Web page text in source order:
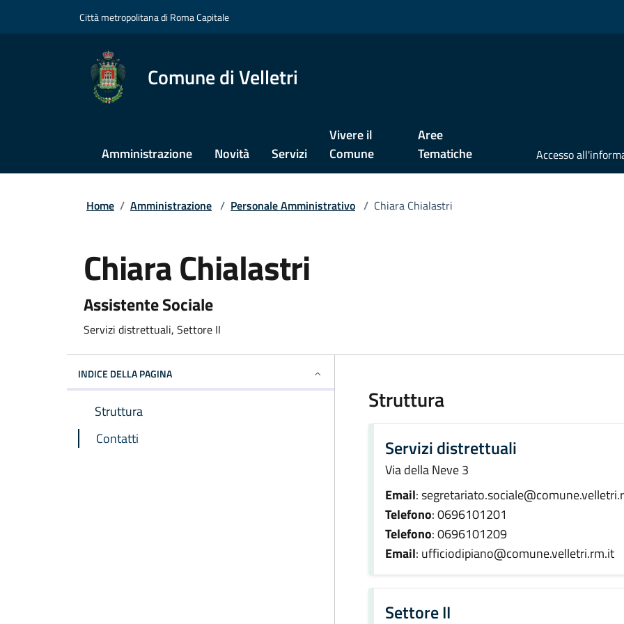
Città metropolitana di Roma Capitale
Comune di Velletri
Amministrazione Novità Servizi
Vivere il
Comune
Aree
Tematiche
Home / Amministrazione / Personale Amministrativo / Chiara Chialastri
Chiara Chialastri
Assistente Sociale
Servizi distrettuali, Settore II
INDICE DELLA PAGINA
Struttura
Contatti
Struttura
Servizi distrettuali
Via della Neve 3
Email:
Telefono: 0696101201
Telefono: 0696101209
Email: ufficiodipiano@comune.velletri.rm.it
Settore II